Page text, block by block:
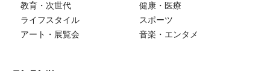
教育・次世代
健康・医療
ライフスタイル
スポーツ
アート・展覧会
音楽・エンタメ